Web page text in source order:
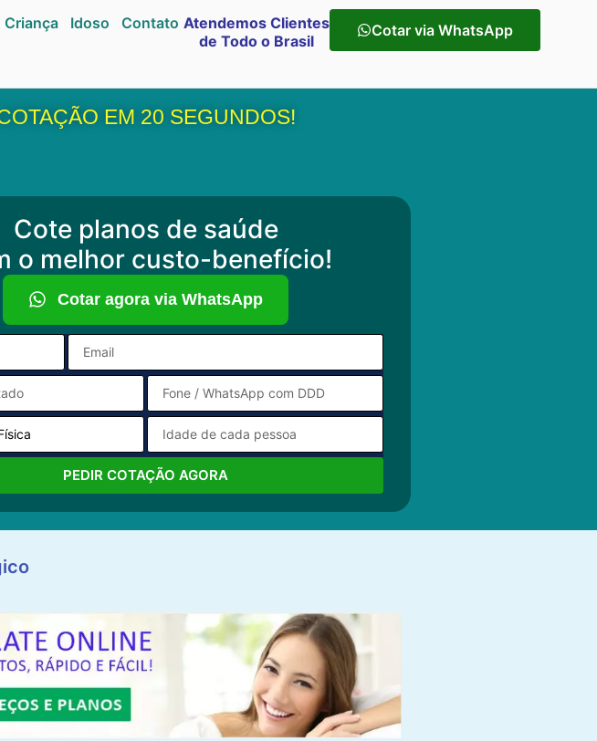
Criança Idoso Contato Atendemos Clientes
de Todo o Brasil
Cotar via WhatsApp
EM 20 SEGUNDOS!
Cote planos de saúde
o melhor custo-benefício!
Cotar agora via WhatsApp
PEDIR COTAÇÃO AGORA